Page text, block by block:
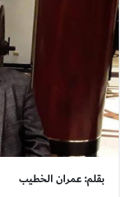
بقلم: عمران الخطيب